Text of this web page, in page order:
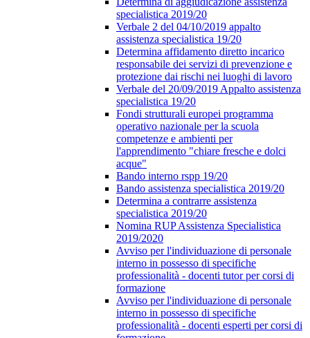
specialistica 2019/20
Verbale 2 del 04/10/2019 appalto
assistenza specialistica 19/20
Determina affidamento diretto incarico
responsabile dei servizi di prevenzione e
protezione dai rischi nei luoghi di lavoro
Verbale del 20/09/2019 Appalto assistenza
specialistica 19/20
Fondi strutturali europei programma
operativo nazionale per la scuola
competenze e ambienti per
l'apprendimento "chiare fresche e dolci
acque"
Bando interno rspp 19/20
Bando assistenza specialistica 2019/20
Determina a contrarre assistenza
specialistica 2019/20
Nomina RUP Assistenza Specialistica
2019/2020
Avviso per l'individuazione di personale
interno in possesso di specifiche
professionalità - docenti tutor per corsi di
formazione
Avviso per l'individuazione di personale
interno in possesso di specifiche
professionalità - docenti esperti per corsi di